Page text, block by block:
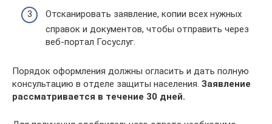
Отсканировать заявление, копии всех нужных
справок и документов, чтобы отправить через
веб-портал Госуслуг.
Порядок оформления должны огласить и дать полную
консультацию в отделе защиты населения. Заявление
рассматривается в течение 30 дней.